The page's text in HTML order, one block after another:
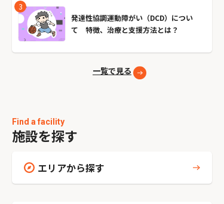
発達性協調運動障がい（DCD）につい
て 特徴、治療と支援方法とは？
一覧で見る
Find a facility
施設を探す
エリアから探す